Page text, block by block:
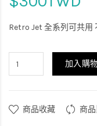
Retro Jet 全系列可共用
加入購
商品收藏 商